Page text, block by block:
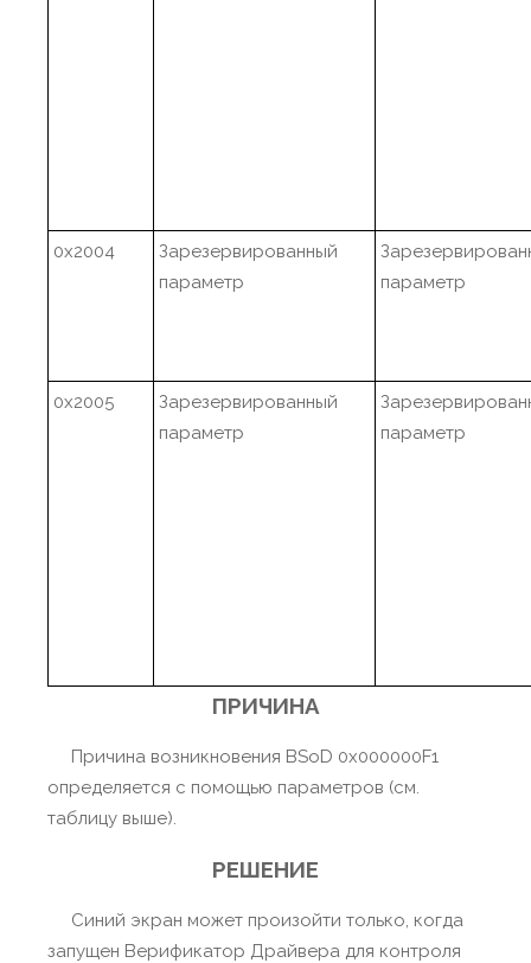
0x2004
Зарезервированный
параметр
параметр
0x2005
Зарезервированный
параметр
параметр
ПРИЧИНА
Причина возникновения BSoD 0x000000F1
определяется с помощью параметров (см.
таблицу выше).
РЕШЕНИЕ
Синий экран может произойти только, когда
запущен Верификатор Драйвера для контроля